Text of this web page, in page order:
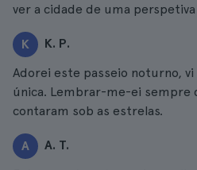
ver a cidade de uma
K K. P.
Adorei este passeio noturno, vi
única. Lembrar-me-ei sempre
contaram sob as estrelas.
A A. T.